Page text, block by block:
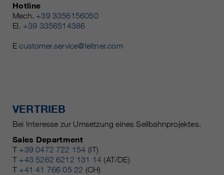
Hotline
Mech. +39 3356156050
El. +39 3356514386
Ecustomer.service@leitner.com
VERTRIEB
Bei Interesse zur Umsetzung eines Seilbahnprojektes.
Sales Department
T +39 0472 722 154 (IT)
T +43 5262 6212 131 14 (AT/DE)
T +41 41 766 05 22 (CH)